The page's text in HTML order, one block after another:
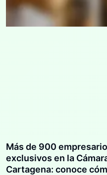
Más de 900
exclusivos en la
Cartagena: conoce